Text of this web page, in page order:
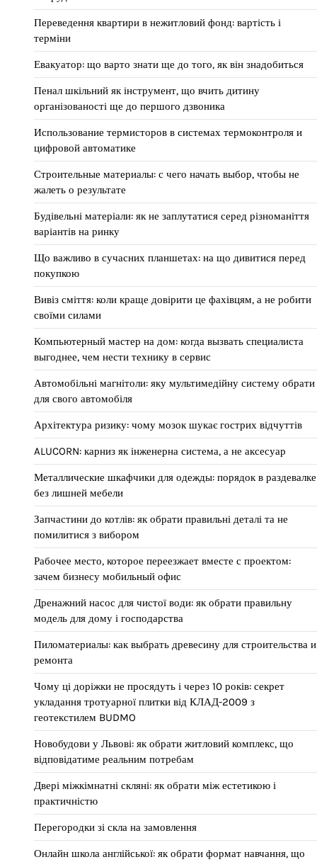
Переведення квартири в нежитловий фонд: вартість і
терміни
Евакуатор: що варто знати ще до того, як він знадобиться
Пенал шкільний як інструмент, що вчить дитину
організованості ще до першого дзвоника
Использование термисторов в системах термоконтроля и
цифровой автоматике
Строительные материалы: с чего начать выбор, чтобы не
жалеть о результате
Будівельні матеріали: як не заплутатися серед різноманіття
варіантів на ринку
Що важливо в сучасних планшетах: на що дивитися перед
покупкою
Вивіз сміття: коли краще довірити це фахівцям, а не робити
своїми силами
Компьютерный мастер на дом: когда вызвать специалиста
выгоднее, чем нести технику в сервис
Автомобільні магнітоли: яку мультимедійну систему обрати
для свого автомобіля
Архітектура ризику: чому мозок шукає гострих відчуттів
ALUCORN: карниз як інженерна система, а не аксесуар
Металлические шкафчики для одежды: порядок в раздевалке
без лишней мебели
Запчастини до котлів: як обрати правильні деталі та не
помилитися з вибором
Рабочее место, которое переезжает вместе с проектом:
зачем бизнесу мобильный офис
Дренажний насос для чистої води: як обрати правильну
модель для дому і господарства
Пиломатериалы: как выбрать древесину для строительства и
ремонта
Чому ці доріжки не просядуть і через 10 років: секрет
укладання тротуарної плитки від КЛАД-2009 з
геотекстилем BUDMO
Новобудови у Львові: як обрати житловий комплекс, що
відповідатиме реальним потребам
Двері міжкімнатні скляні: як обрати між естетикою і
практичністю
Перегородки зі скла на замовлення
Онлайн школа англійської: як обрати формат навчання, що